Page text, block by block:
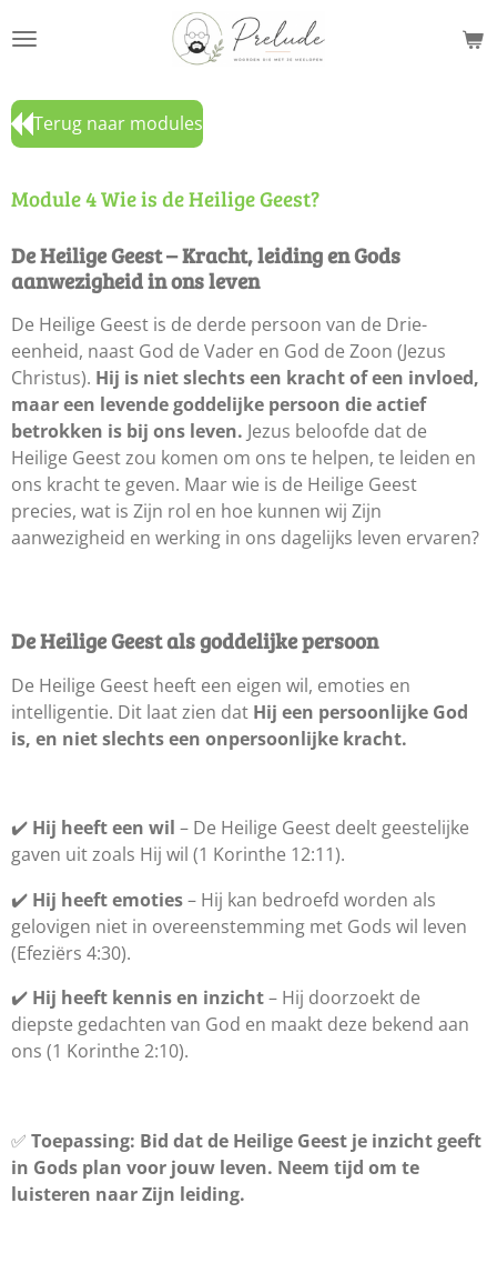
direct
de
hoofdinhoud
Terug naar modules
Module 4 Wie is de Heilige Geest?
De Heilige Geest – Kracht, leiding en Gods
aanwezigheid in ons leven
De Heilige Geest is de derde persoon van de Drie-
eenheid, naast God de Vader en God de Zoon (Jezus
Christus). Hij is niet slechts een kracht of een invloed,
maar een levende goddelijke persoon die actief
betrokken is bij ons leven. Jezus beloofde dat de
Heilige Geest zou komen om ons te helpen, te leiden en
ons kracht te geven. Maar wie is de Heilige Geest
precies, wat is Zijn rol en hoe kunnen wij Zijn
aanwezigheid en werking in ons dagelijks leven ervaren?
De Heilige Geest als goddelijke persoon
De Heilige Geest heeft een eigen wil, emoties en
intelligentie. Dit laat zien dat Hij een persoonlijke God
is, en niet slechts een onpersoonlijke kracht.
✔️ Hij heeft een wil – De Heilige Geest deelt geestelijke
gaven uit zoals Hij wil (1 Korinthe 12:11).
✔️ Hij heeft emoties– Hij kan bedroefd worden als
gelovigen niet in overeenstemming met Gods wil leven
(Efeziërs 4:30).
✔️ Hij heeft kennis en inzicht– Hij doorzoekt de
diepste gedachten van God en maakt deze bekend aan
ons (1 Korinthe 2:10).
✅ Toepassing: Bid dat de Heilige Geest je inzicht geeft
in Gods plan voor jouw leven. Neem tijd om te
luisteren naar Zijn leiding.